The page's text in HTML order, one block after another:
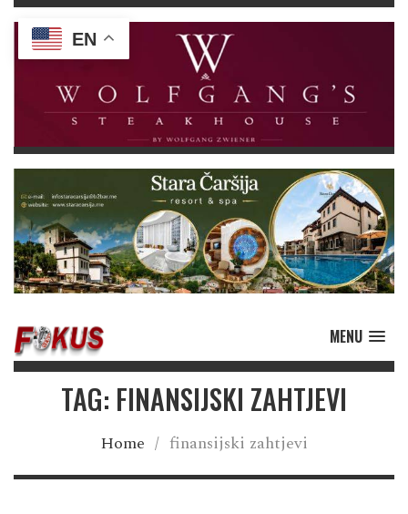
MENU
TAG: FINANSIJSKI ZAHTJEVI
Home / finansijski zahtjevi
EN